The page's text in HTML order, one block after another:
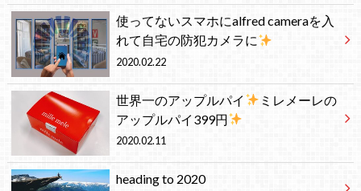
使ってないスマホにalfred cameraを入
れて自宅の防犯カメラに
2020.02.22
世界一のアップルパイ
ミレメーレの
アップルパイ399円
2020.02.11
heading to 2020